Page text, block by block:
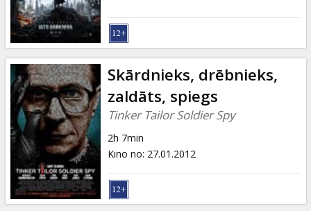
Skārdnieks, drēbnieks,
zaldāts, spiegs
Tinker Tailor Soldier Spy
2h 7min
Kino no: 27.01.2012